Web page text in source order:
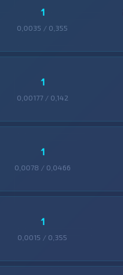
1
0,0035 / 0,355
1
0,00177 / 0,142
1
0,0078 / 0,0466
1
0,0015 / 0,355